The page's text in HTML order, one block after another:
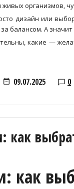
организмов,
дизайн или
балансом. А
какие —
09.07.2025 0
как
как